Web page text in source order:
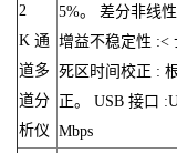
2
K 通
道多
道分
析仪
5%。 差分非线
增益不稳定性 :<
死区时间校正 :
正。 USB 接口
Mbps